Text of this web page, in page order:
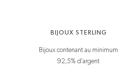
BIJOUX STERLING
Bijoux contenant au minimum
92,5% d'argent